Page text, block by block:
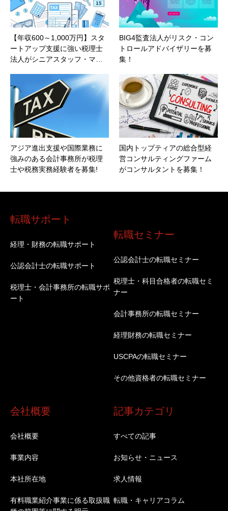
【年収600～1,000万円】スタ
ートアップ支援に強い税理士
法人がシニアスタッフ・マ…
BIG4監査法人がリスク・コン
トロールアドバイザリーを募
集！
アジア進出支援や国際業務に
強みのある会計事務所が税理
士や税務実務経験者を募集!
国内トップティアの総合型経
営コンサルティングファーム
がコンサルタントを募集！
転職サポート
経理・財務の転職サポート
公認会計士の転職サポート
税理士・会計事務所の転職サポ
ート
転職セミナー
公認会計士の転職セミナー
税理士・科目合格者の転職セミ
ナー
会計事務所の転職セミナー
経理財務の転職セミナー
USCPAの転職セミナー
その他資格者の転職セミナー
会社概要
会社概要
事業内容
本社所在地
有料職業紹介事業に係る取扱職
記事カテゴリ
すべての記事
お知らせ・ニュース
求人情報
転職・キャリアコラム